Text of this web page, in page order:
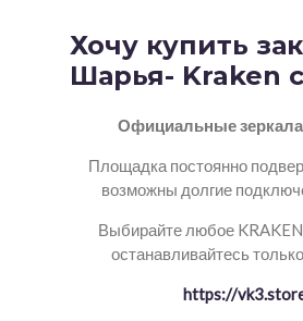
Хочу купить
Шарья- Kraken
Официальные зеркала
Площадка постоянно
возможны долгие
Выбирайте любое KRAKEN
останавливайтесь
https://